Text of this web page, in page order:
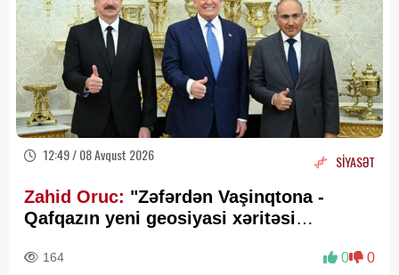
12:49 / 08 Avqust 2026 SİYASƏT
Zahid Oruc: "Zəfərdən Vaşinqtona -
Qafqazın yeni geosiyasi xəritəsi
164 0 0